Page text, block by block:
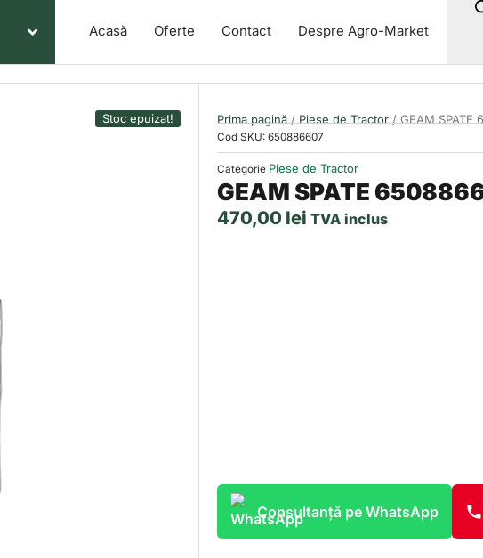
Acasă Oferte Contact Despre Agro-Market
Stoc epuizat! Prima pagină / Piese de Tractor / GEAM SPATE
Cod SKU: 650886607
Categorie Piese de Tractor
GEAM SPATE
470,00 lei TVA inclus
Consultanță pe WhatsApp